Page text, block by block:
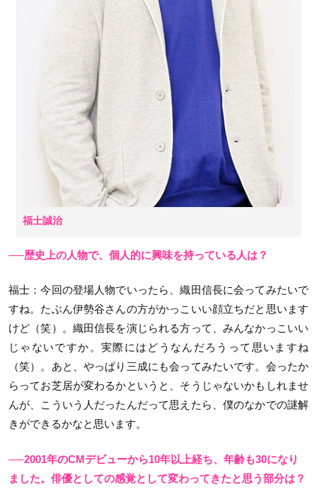
福士誠治
──歴史上の人物で、個人的に興味を持っている人は？
福士 ：今回の登場人物でいったら、織田信長に会ってみたいで
すね。たぶん伊勢谷さんの方がかっこいい顔立ちだと思います
けど（笑）。織田信長を演じられる方って、みんなかっこいい
じゃないですか。実際にはどうなんだろうって思いますね
（笑）。あと、やっぱり三成にも会ってみたいです。会ったか
らってお芝居が変わるかというと、そうじゃないかもしれませ
んが、こういう人だったんだって思えたら、僕のなかでの謎解
きができるかなと思います。
──2001年のCMデビューから10年以上経ち、年齢も30になり
ました。俳優としての感覚として変わってきたと思う部分は？